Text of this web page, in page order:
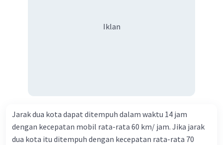
Iklan
Jarak dua kota dapat ditempuh dalam waktu 14 jam
dengan kecepatan mobil rata-rata 60 km/ jam. Jika jarak
dua kota itu ditempuh dengan kecepatan rata-rata 70